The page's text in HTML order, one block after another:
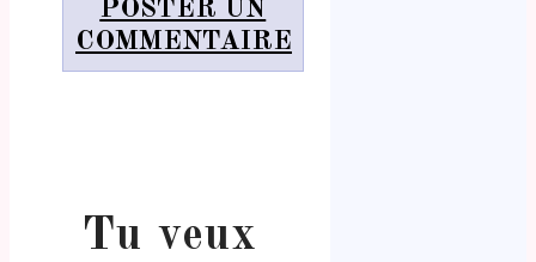
POSTER UN
COMMENTAIRE
Tu veux